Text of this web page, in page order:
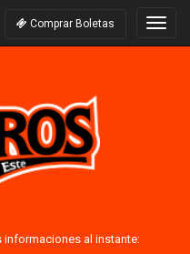
Comprar Boletas
informaciones al instante: